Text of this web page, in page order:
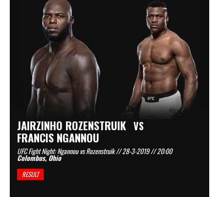
JAIRZINHO ROZENSTRUIK VS
FRANCIS NGANNOU
UFC Fight Night: Ngannou vs Rozenstruik // 28-3-2019 // 20:00
Colombus, Ohio
RESULT